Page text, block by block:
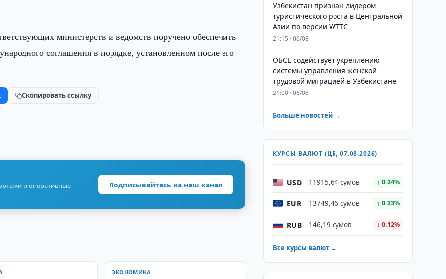
министерств и ведомств поручено обеспечить
соглашения в порядке, установленном после его
Скопировать ссылку
и оперативные
Подписывайтесь на наш канал
ЭКОНОМИКА
Узбекистан признан лидером
туристического роста в Центральной
Азии по версии WTTC
21:15 · 06/08
ОБСЕ содействует укреплению
системы управления женской
трудовой миграцией в Узбекистане
21:00 · 06/08
Больше новостей →
КУРСЫ ВАЛЮТ (ЦБ, 07.08.2026)
USD 11915,64 сумов ↑ 0.24%
EUR 13749,46 сумов ↑ 0.23%
RUB 146,19 сумов ↓ 0.12%
Все курсы валют →